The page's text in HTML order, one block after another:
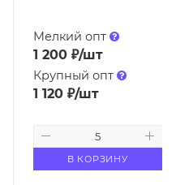
Мелкий опт
1 200 ₽/шт
Крупный опт
1 120 ₽/шт
В КОРЗИНУ